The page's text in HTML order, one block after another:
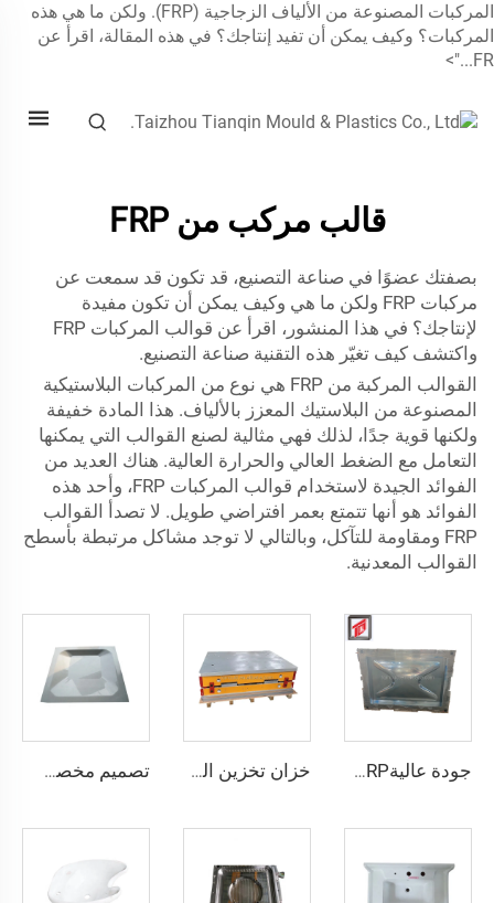
المركبات المصنوعة من الألياف الزجاجية (FRP). ولكن ما هي هذه
وكيف يمكن أن تفيد إنتاجك؟ في هذه المقالة، اقرأ عن
قالب مركب من FRP
بصفتك عضوًا في صناعة التصنيع، قد تكون قد سمعت عن
مركبات FRP
ولكن ما هي وكيف يمكن أن تكون مفيدة
لإنتاجك؟ في هذا المنشور، اقرأ عن قوالب المركبات FRP
واكتشف كيف تغيّر هذه التقنية صناعة التصنيع.
القوالب المركبة من FRP هي نوع من المركبات البلاستيكية
المصنوعة من البلاستيك المعزز بالألياف. هذا المادة خفيفة
ولكنها قوية جدًا، لذلك فهي مثالية لصنع القوالب التي يمكنها
التعامل مع الضغط العالي والحرارة العالية. هناك العديد من
الفوائد الجيدة لاستخدام قوالب المركبات FRP، وأحد هذه
الفوائد هو أنها تتمتع بعمر افتراضي طويل. لا تصدأ القوالب
FRP ومقاومة للتآكل، وبالتالي لا توجد مشاكل مرتبطة بأسطح
القوالب المعدنية.
جودة عاليةGRP خزانات مياه موديولية/خزان مياه FRP/لوحة قوالب خزان مياه GRP خزان تخزين المياه لوحة زجاجية مقاومة FRP GRP خزان مياه قابل للتركيب من الصين الصانع تصميم مخصص قاعدة القالب 45# قالب لوحة خزان المياه FRP